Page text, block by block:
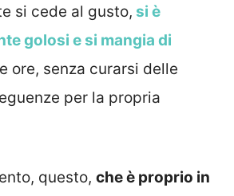
si cede al gusto, si è
golosi e si mangia di
ore, senza curarsi delle
per la propria
questo, che è proprio in